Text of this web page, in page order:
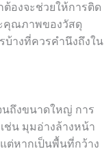
องจะช่วยให้การติด
ะคุณภาพของวัสดุ
างที่ควรคำนึงถึงใน
นถึงขนาดใหญ่ การ
ช่น มุมอ่างล้างหน้า
ต่หากเป็นพื้นที่กว้าง